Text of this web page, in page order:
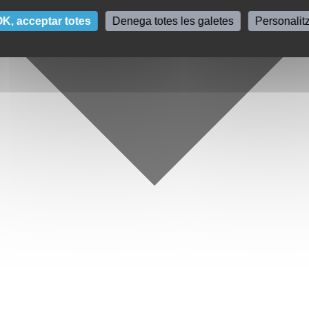
acceptar totes Denega totes les galetes